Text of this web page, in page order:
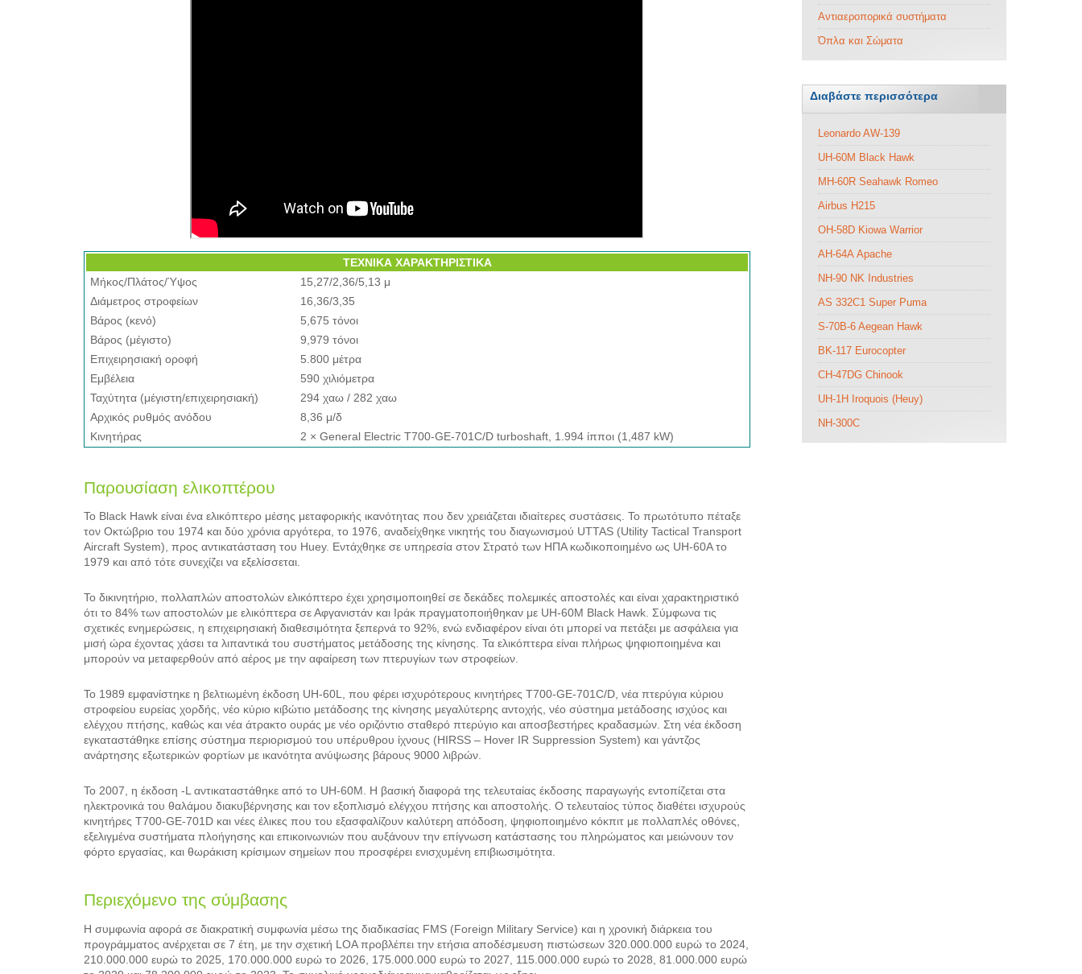
ΤΕΧΝΙΚΑ ΧΑΡΑΚΤΗΡΙΣΤΙΚΑ
Μήκος/Πλάτος/Ύψος
15,27/2,36/5,13 μ
Διάμετρος στροφείων
16,36/3,35
Βάρος (κενό)
5,675 τόνοι
Βάρος (μέγιστο)
9,979 τόνοι
Επιχειρησιακή οροφή
5.800 μέτρα
Εμβέλεια
590 χιλιόμετρα
Ταχύτητα (μέγιστη/επιχειρησιακή)
294 χαω / 282 χαω
Αρχικός ρυθμός ανόδου
8,36 μ/δ
Κινητήρας
2 × General Electric T700-GE-701C/D turboshaft, 1.994 ίπποι (1,487 kW)
Παρουσίαση ελικοπτέρου
Το Black Ηawk είναι ένα ελικόπτερο μέσης μεταφορικής ικανότητας που δεν χρειάζεται ιδιαίτερες συστάσεις. Το πρωτότυπο πέταξε
τον Οκτώβριο του 1974 και δύο χρόνια αργότερα, το 1976, αναδείχθηκε νικητής του διαγωνισμού UTTAS (Utility Tactical Transport
Aircraft System), προς αντικατάσταση του Huey. Εντάχθηκε σε υπηρεσία στον Στρατό των ΗΠΑ κωδικοποιημένο ως UH-60A το
1979 και από τότε συνεχίζει να εξελίσσεται.
Το δικινητήριο, πολλαπλών αποστολών ελικόπτερο έχει χρησιμοποιηθεί σε δεκάδες πολεμικές αποστολές και είναι χαρακτηριστικό
ότι το 84% των αποστολών με ελικόπτερα σε Αφγανιστάν και Ιράκ πραγματοποιήθηκαν με UH-60M Black Hawk. Σύμφωνα τις
σχετικές ενημερώσεις, η επιχειρησιακή διαθεσιμότητα ξεπερνά το 92%, ενώ ενδιαφέρον είναι ότι μπορεί να πετάξει με ασφάλεια για
μισή ώρα έχοντας χάσει τα λιπαντικά του συστήματος μετάδοσης της κίνησης. Τα ελικόπτερα είναι πλήρως ψηφιοποιημένα και
μπορούν να μεταφερθούν από αέρος με την αφαίρεση των πτερυγίων των στροφείων.
To 1989 εμφανίστηκε η βελτιωμένη έκδοση UH-60L, που φέρει ισχυρότερους κινητήρες T700-GE-701C/D, νέα πτερύγια κύριου
στροφείου ευρείας χορδής, νέο κύριο κιβώτιο μετάδοσης της κίνησης μεγαλύτερης αντοχής, νέο σύστημα μετάδοσης ισχύος και
ελέγχου πτήσης, καθώς και νέα άτρακτο ουράς με νέο οριζόντιο σταθερό πτερύγιο και αποσβεστήρες κραδασμών. Στη νέα έκδοση
εγκαταστάθηκε επίσης σύστημα περιορισμού του υπέρυθρου ίχνους (HIRSS – Hover IR Suppression System) και γάντζος
ανάρτησης εξωτερικών φορτίων με ικανότητα ανύψωσης βάρους 9000 λιβρών.
Το 2007, η έκδοση -L αντικαταστάθηκε από το UH-60M. Η βασική διαφορά της τελευταίας έκδοσης παραγωγής εντοπίζεται στα
ηλεκτρονικά του θαλάμου διακυβέρνησης και τον εξοπλισμό ελέγχου πτήσης και αποστολής. Ο τελευταίος τύπος διαθέτει ισχυρούς
κινητήρες T700-GE-701D και νέες έλικες που του εξασφαλίζουν καλύτερη απόδοση, ψηφιοποιημένο κόκπιτ με πολλαπλές οθόνες,
εξελιγμένα συστήματα πλοήγησης και επικοινωνιών που αυξάνουν την επίγνωση κατάστασης του πληρώματος και μειώνουν τον
φόρτο εργασίας, και θωράκιση κρίσιμων σημείων που προσφέρει ενισχυμένη επιβιωσιμότητα.
Περιεχόμενο της σύμβασης
Η συμφωνία αφορά σε διακρατική συμφωνία μέσω της διαδικασίας FMS (Foreign Military Service) και η χρονική διάρκεια του
προγράμματος ανέρχεται σε 7 έτη, με την σχετική LOA προβλέπει την ετήσια αποδέσμευση πιστώσεων 320.000.000 ευρώ το 2024,
210.000.000 ευρώ το 2025, 170.000.000 ευρώ το 2026, 175.000.000 ευρώ το 2027, 115.000.000 ευρώ το 2028, 81.000.000 ευρώ
Αντιαεροπορικά συστήματα
Όπλα και Σώματα
Διαβάστε περισσότερα
Leonardo AW-139
UH-60M Black Hawk
MH-60R Seahawk Romeo
Airbus H215
ΟΗ-58D Kiowa Warrior
AH-64Α Apache
NH-90 NK Industries
ΑS 332C1 Super Puma
S-70B-6 Aegean Hawk
BK-117 Eurocopter
CH-47DG Chinook
UH-1H Iroquois (Heuy)
NH-300C